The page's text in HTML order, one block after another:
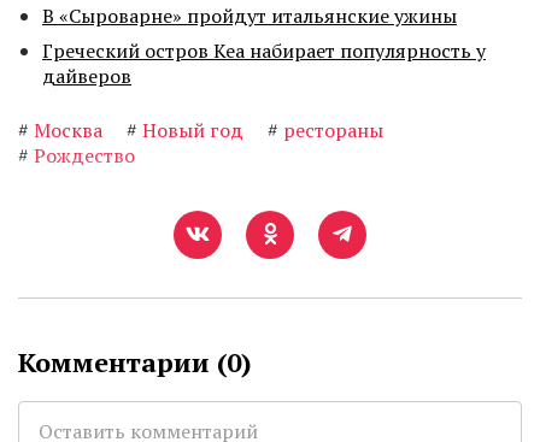
В «Сыроварне» пройдут итальянские ужины
Греческий остров Кеа набирает популярность у
дайверов
# Москва # Новый год # рестораны
# Рождество
Комментарии (0)